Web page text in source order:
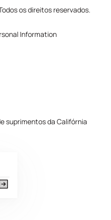
os direitos reservados.
Information
suprimentos da Califórnia